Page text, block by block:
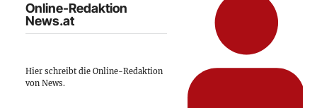
Online-Redaktion
News.at
Hier schreibt die Online-Redaktion
von News.